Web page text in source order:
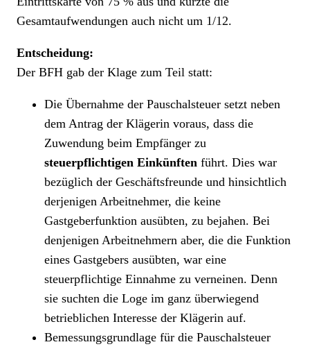
Gesamtaufwendungen auch nicht um 1/12.
Entscheidung:
Der BFH gab der Klage zum Teil statt:
Die Übernahme der Pauschalsteuer setzt neben
dem Antrag der Klägerin voraus, dass die
Zuwendung beim Empfänger zu
steuerpflichtigen Einkünften führt. Dies war
bezüglich der Geschäftsfreunde und hinsichtlich
derjenigen Arbeitnehmer, die keine
Gastgeberfunktion ausübten, zu bejahen. Bei
denjenigen Arbeitnehmern aber, die die Funktion
eines Gastgebers ausübten, war eine
steuerpflichtige Einnahme zu verneinen. Denn
sie suchten die Loge im ganz überwiegend
betrieblichen Interesse der Klägerin auf.
Bemessungsgrundlage für die Pauschalsteuer